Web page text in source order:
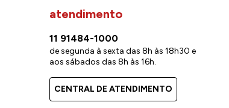
atendimento
11 91484-1000
de segunda à sexta das 8h às 18h30 e
aos sábados das 8h às 16h.
CENTRAL DE ATENDIMENTO